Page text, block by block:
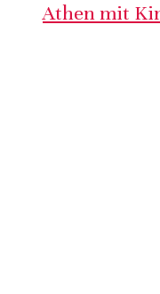
Athen mit